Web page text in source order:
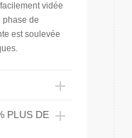
vidée
phase de
est soulevée
PLUS DE